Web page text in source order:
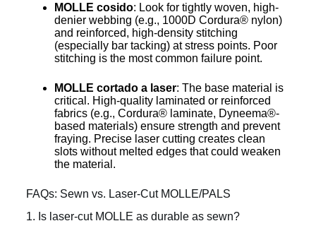
MOLLE cosido: Look for tightly woven, high-
denier webbing (e.g., 1000D Cordura® nylon)
and reinforced, high-density stitching
(especially bar tacking) at stress points. Poor
stitching is the most common failure point.
MOLLE cortado a laser: The base material is
critical. High-quality laminated or reinforced
fabrics (e.g., Cordura® laminate, Dyneema®-
based materials) ensure strength and prevent
fraying. Precise laser cutting creates clean
slots without melted edges that could weaken
the material.
FAQs: Sewn vs. Laser-Cut MOLLE/PALS
1. Is laser-cut MOLLE as durable as sewn?